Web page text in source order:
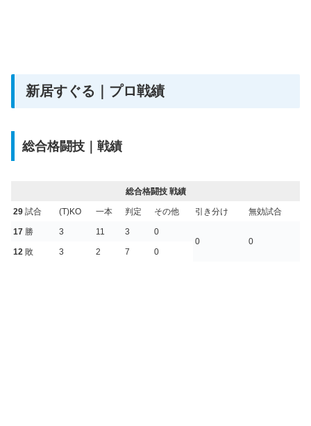
新居すぐる｜プロ戦績
総合格闘技｜戦績
総合格闘技 戦績
29 試合 (T)KO 一本 判定 その他 引き分け 無効試合
17 勝 3 11 3
0
0
0
12 敗 3 2 7 0